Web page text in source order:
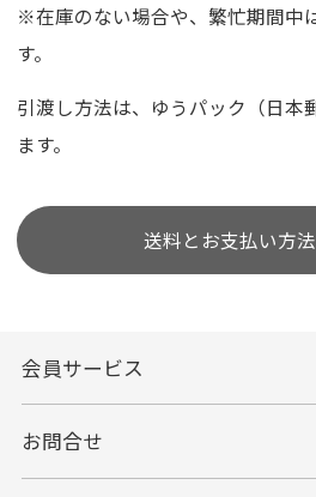
※在庫のない場合や、繁忙期間中
す。
引渡し方法は、ゆうパック（日本
ます。
送料とお支払い方
会員サービス
お問合せ